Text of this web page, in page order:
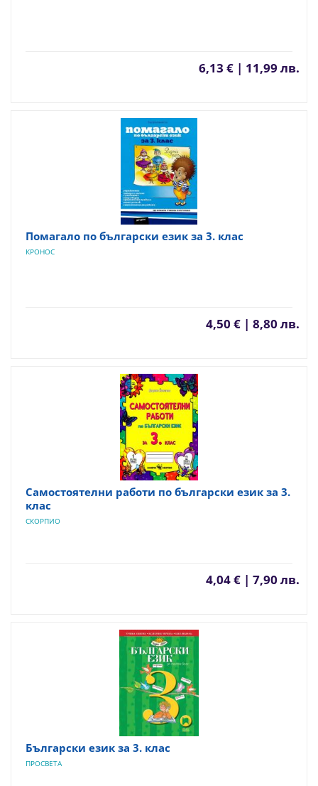
6,13 € | 11,99 лв.
Помагало по български език за 3. клас
КРОНОС
4,50 € | 8,80 лв.
Самостоятелни работи по български език за 3.
клас
СКОРПИО
4,04 € | 7,90 лв.
Български език за 3. клас
ПРОСВЕТА